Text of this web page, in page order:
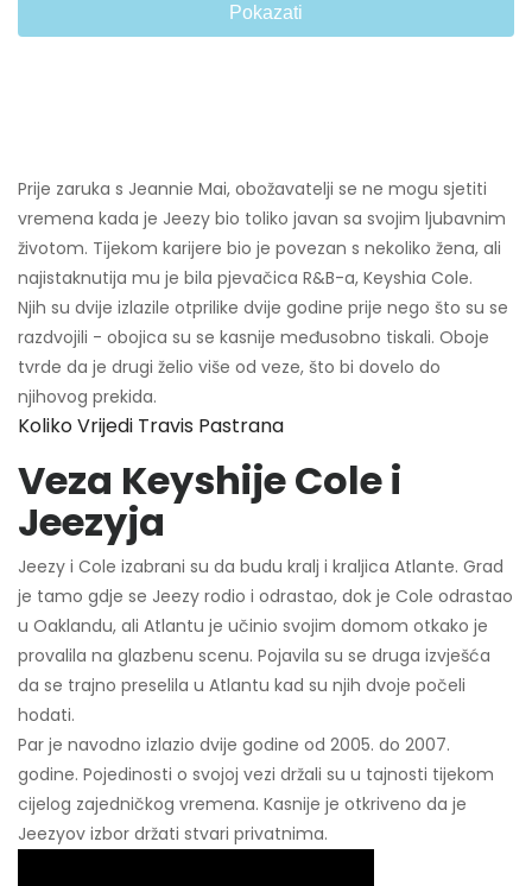
Pokazati
Prije zaruka s Jeannie Mai, obožavatelji se ne mogu sjetiti
vremena kada je Jeezy bio toliko javan sa svojim ljubavnim
životom. Tijekom karijere bio je povezan s nekoliko žena, ali
najistaknutija mu je bila pjevačica R&B-a, Keyshia Cole.
Njih su dvije izlazile otprilike dvije godine prije nego što su se
razdvojili - obojica su se kasnije međusobno tiskali. Oboje
tvrde da je drugi želio više od veze, što bi dovelo do
njihovog prekida.
Koliko Vrijedi Travis Pastrana
Veza Keyshije Cole i
Jeezyja
Jeezy i Cole izabrani su da budu kralj i kraljica Atlante. Grad
je tamo gdje se Jeezy rodio i odrastao, dok je Cole odrastao
u Oaklandu, ali Atlantu je učinio svojim domom otkako je
provalila na glazbenu scenu. Pojavila su se druga izvješća
da se trajno preselila u Atlantu kad su njih dvoje počeli
hodati.
Par je navodno izlazio dvije godine od 2005. do 2007.
godine. Pojedinosti o svojoj vezi držali su u tajnosti tijekom
cijelog zajedničkog vremena. Kasnije je otkriveno da je
Jeezyov izbor držati stvari privatnima.